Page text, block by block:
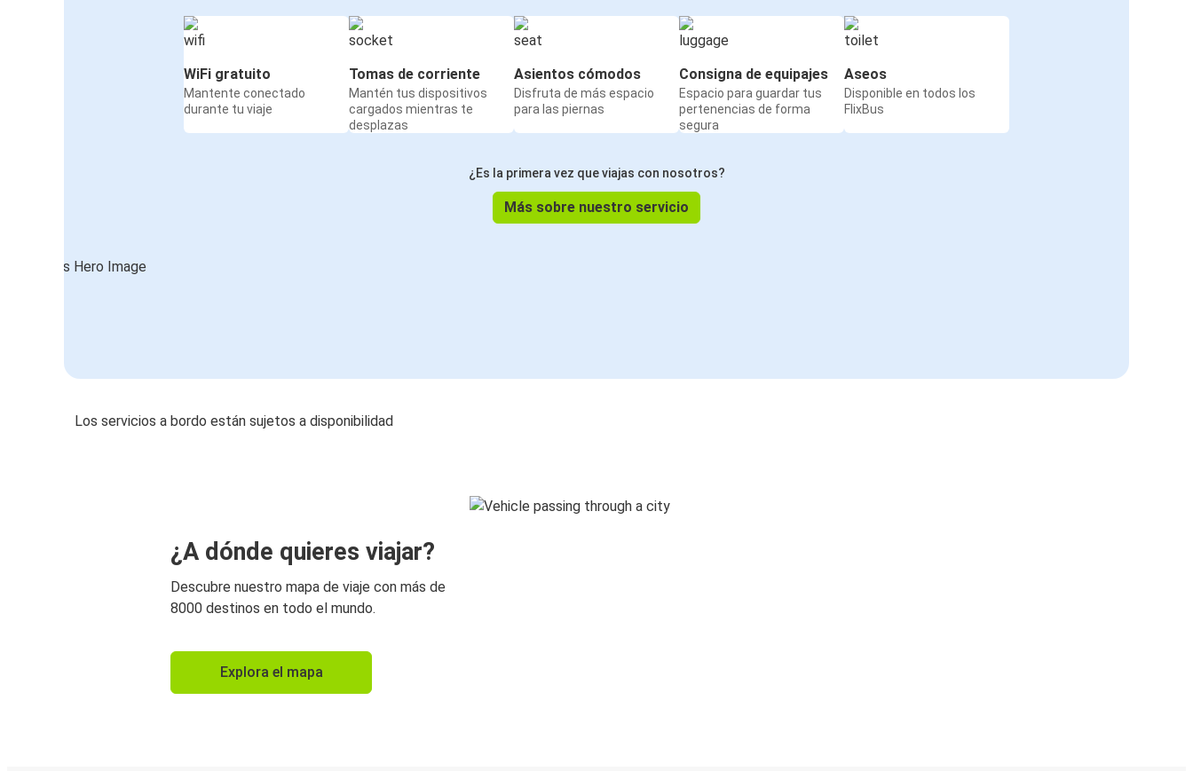
WiFi gratuito
Mantente conectado
durante tu viaje
Tomas de corriente
Mantén tus dispositivos
cargados mientras te
desplazas
Asientos cómodos
Disfruta de más espacio
para las piernas
Consigna de equipajes
Espacio para guardar tus
pertenencias de forma
segura
Aseos
Disponible en todos los
FlixBus
¿Es la primera vez que viajas con nosotros?
Más sobre nuestro servicio
Los servicios a bordo están sujetos a disponibilidad
¿A dónde quieres viajar?
Descubre nuestro mapa de viaje con más de
8000 destinos en todo el mundo.
Explora el mapa